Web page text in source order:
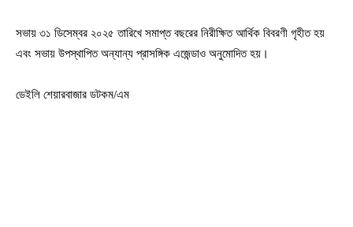
সভায় ৩১ ডিসেম্বর ২০২৫ তারিখে সমাপ্ত বছরের নিরীক্ষিত আর্থিক বিবরণী গৃহীত হয়
এবং সভায় উপস্থাপিত অন্যান্য প্রাসঙ্গিক এজেন্ডাও অনুমোদিত হয়।
ডেইলি শেয়ারবাজার ডটকম/এম